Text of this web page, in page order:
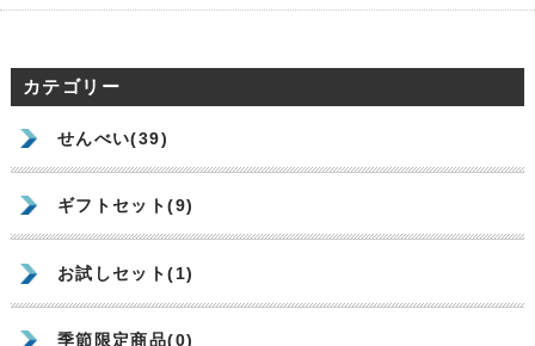
カテゴリー
せんべい(39)
ギフトセット(9)
お試しセット(1)
季節限定商品(0)